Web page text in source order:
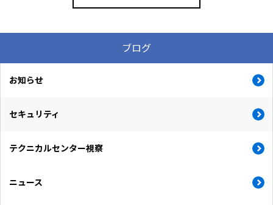
ブログ
お知らせ
セキュリティ
テクニカルセンター視察
ニュース